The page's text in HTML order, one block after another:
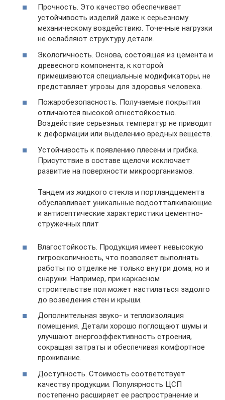
Прочность. Это качество обеспечивает
устойчивость изделий даже к серьезному
механическому воздействию. Точечные нагрузки
не ослабляют структуру детали.
Экологичность. Основа, состоящая из цемента и
древесного компонента, к которой
примешиваются специальные модификаторы, не
представляет угрозы для здоровья человека.
Пожаробезопасность. Получаемые покрытия
отличаются высокой огнестойкостью.
Воздействие серьезных температур не приводит
к деформации или выделению вредных веществ.
Устойчивость к появлению плесени и грибка.
Присутствие в составе щелочи исключает
развитие на поверхности микроорганизмов.
Тандем из жидкого стекла и портландцемента
обуславливает уникальные водоотталкивающие
и антисептические характеристики цементно-
стружечных плит
Влагостойкость. Продукция имеет невысокую
гигроскопичность, что позволяет выполнять
работы по отделке не только внутри дома, но и
снаружи. Например, при каркасном
строительстве пол может настилаться задолго
до возведения стен и крыши.
Дополнительная звуко- и теплоизоляция
помещения. Детали хорошо поглощают шумы и
улучшают энергоэффективность строения,
сокращая затраты и обеспечивая комфортное
проживание.
Доступность. Стоимость соответствует
качеству продукции. Популярность ЦСП
постепенно расширяет ее распространение и